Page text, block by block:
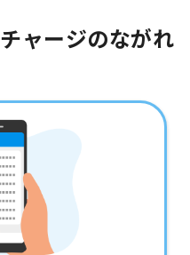
ャージのながれ